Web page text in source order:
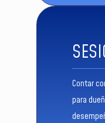
Contar
para